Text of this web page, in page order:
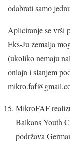
odabrati samo
Apliciranje se vrši
Eks-Ju zemalja
(ukoliko nemaju
onlajn i slanjem
MikroFAF
Balkans Youth
podržava